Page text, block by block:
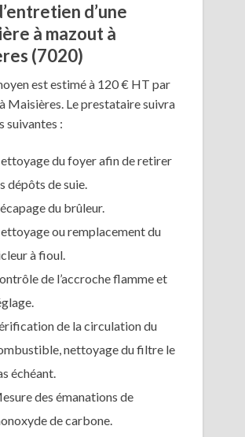
d’une
à mazout à
(7020)
est estimé à 120 € HT par
Maisières. Le prestataire suivra
suivantes :
du foyer afin de retirer
dépôts de suie.
du brûleur.
ou remplacement du
à fioul.
de l’accroche flamme et
de la circulation du
nettoyage du filtre le
échéant.
des émanations de
de carbone.